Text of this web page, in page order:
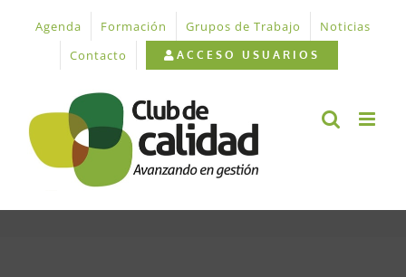
contenido
Agenda Formación Grupos de Trabajo
Noticias
Contacto
ACCESO USUARIOS